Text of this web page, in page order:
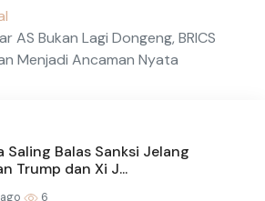
AS Bukan Lagi Dongeng, BRICS
Menjadi Ancaman Nyata
Saling Balas Sanksi Jelang
Trump dan Xi J...
6